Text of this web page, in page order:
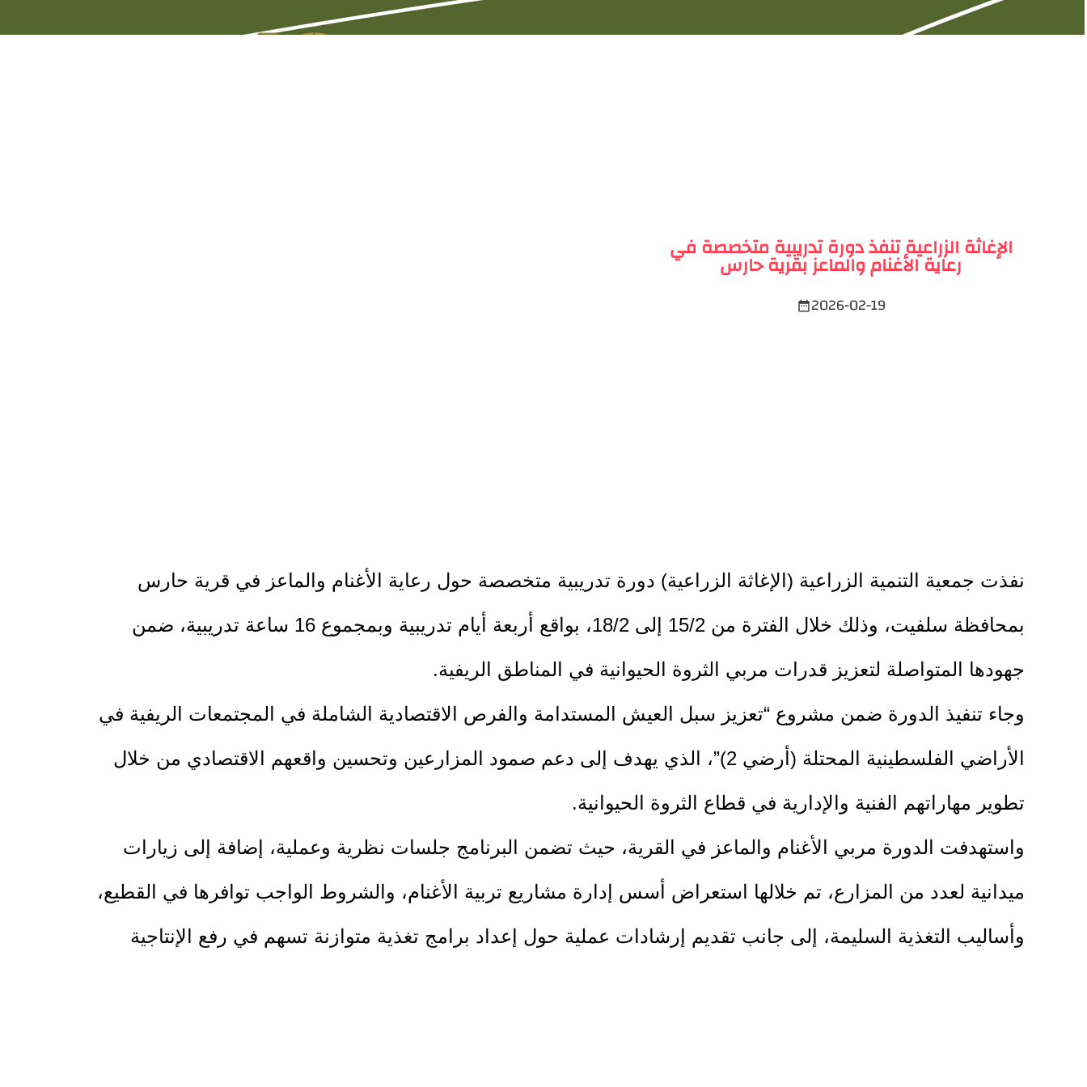
الإغاثة الزراعية تنفذ دورة تدريبية متخصصة في
رعاية الأغنام والماعز بقرية حارس
2026-02-19
date_range
نفذت جمعية التنمية الزراعية (الإغاثة الزراعية) دورة تدريبية متخصصة حول رعاية الأغنام والماعز في قرية حارس
بمحافظة سلفيت، وذلك خلال الفترة من 15/2 إلى 18/2، بواقع أربعة أيام تدريبية وبمجموع 16 ساعة تدريبية، ضمن
جهودها المتواصلة لتعزيز قدرات مربي الثروة الحيوانية في المناطق الريفية.
وجاء تنفيذ الدورة ضمن مشروع “تعزيز سبل العيش المستدامة والفرص الاقتصادية الشاملة في المجتمعات الريفية في
الأراضي الفلسطينية المحتلة (أرضي 2)”، الذي يهدف إلى دعم صمود المزارعين وتحسين واقعهم الاقتصادي من خلال
تطوير مهاراتهم الفنية والإدارية في قطاع الثروة الحيوانية.
واستهدفت الدورة مربي الأغنام والماعز في القرية، حيث تضمن البرنامج جلسات نظرية وعملية، إضافة إلى زيارات
ميدانية لعدد من المزارع، تم خلالها استعراض أسس إدارة مشاريع تربية الأغنام، والشروط الواجب توافرها في القطيع،
وأساليب التغذية السليمة، إلى جانب تقديم إرشادات عملية حول إعداد برامج تغذية متوازنة تسهم في رفع الإنتاجية